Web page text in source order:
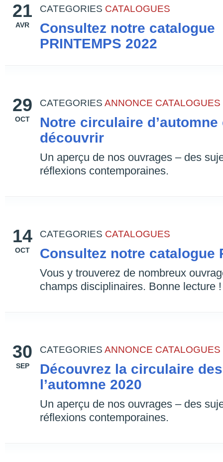
21
AVR
CATEGORIES CATALOGUES
Consultez notre catalogue
PRINTEMPS 2022
29
OCT
CATEGORIES ANNONCE CATALOGUES
Notre circulaire
découvrir
Un aperçu de nos ouvrages – des
réflexions contemporaines.
14
OCT
CATEGORIES CATALOGUES
Consultez notre catalogue
Vous y trouverez de nombreux
champs disciplinaires. Bonne lecture !
30
SEP
CATEGORIES ANNONCE CATALOGUES
Découvrez la circulaire
l’automne 2020
Un aperçu de nos ouvrages – des
réflexions contemporaines.